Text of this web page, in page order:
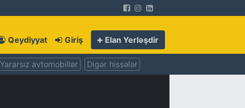
Qeydiyyat Giriş Elan Yerləşdir
Yararsız avtomobillər Digər hissələr